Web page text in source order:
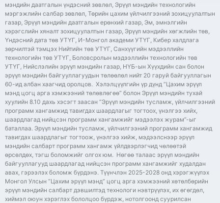
мэндийн даатгалын үндэсний зөвлөл, Эрүүл мэндийн технологийн
мэргэжлийн салбар зөвлөл, Төрийн цахим үйлчилгээний зохицуулалтын
газар, Эрүүл мэндийн даатгалын ерөнхий газар, Эм, эмнэлгийн
хэрэгслийн хяналт зохицуулалтын газар, Эрүүл мэндийн хөгжлийн төв,
Үндэсний дата төв УТҮГ, И-Монгол академи УТҮГ, Кибер халдлага
зөрчилтэй тэмцэх Нийтийн төв УТҮГ, Санхүүгийн мэдээллийн
технологийн төв УТҮГ, Боловсролын мэдээллийн технологийн төв
УТҮГ, Нийслэлийн эрүүл мэндийн газар, НҮБ-ын Хүүхдийн сан болон
эрүүл мэндийн байгууллагуудын төлөөлөл нийт 20 гаруй байгууллагын
60-ид албан хаагчид оролцов. Хэлэлцүүлгийн үр дүнд “Цахим эрүүл
мэнд цогц арга хэмжээний төлөвлөгөө” болон Эрүүл мэндийн тухай
хуулийн 8.10 дахь хэсэгт заасан “Эрүүл мэндийн тусламж, үйлчилгээний
программ хангамжид тавигдах шаардлагыг тогтоох, үнэлгээ хийх,
шаардлагад нийцсэн программ хангамжийг мэдээлэх журам”-ыг
баталлаа. Эрүүл мэндийн тусламж, үйлчилгээний программ хангамжид
тавигдах шаардлагыг тогтоож, үнэлгээ хийж, мэдээлснээр эрүүл
мэндийн салбарт программ хангамж үйлдвэрлэгчид чөлөөтэй
өрсөлдөх, тэгш боломжийг олгох юм. Нөгөө талаас эрүүл мэндийн
байгууллагууд шаардлагад нийцсэн программ хангамжийг худалдан
авах, гэрээлэх боломж бүрдэнэ. Түүнчлэн 2025-2028 онд хэрэгжүүлэх
Монгол Улсын “Цахим эрүүл мэнд” цогц арга хэмжээний хөтөлбөрийн
эрүүл мэндийн салбарт дэвшилтэд технологи нэвтрүүлэх, их өгөгдөл,
хиймэл оюун хэрэглэх бололцоо бүрдэж, нотолгоонд суурилсан